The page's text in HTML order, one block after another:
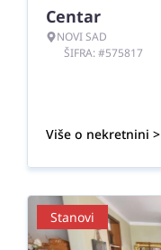
Centar
NOVI SAD
ŠIFRA: #575817
Više o nekretnini >
Stanovi